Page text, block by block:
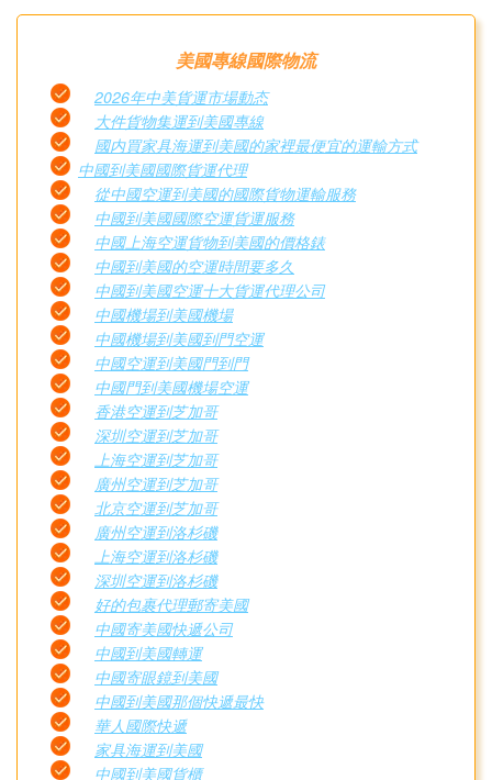
美國專線國際物流
2026年中美貨運市場動态
大件貨物集運到美國專線
國内買家具海運到美國的家裡最便宜的運輸方式
中國到美國國際貨運代理
從中國空運到美國的國際貨物運輸服務
中國到美國國際空運貨運服務
中國上海空運貨物到美國的價格錶
中國到美國的空運時間要多久
中國到美國空運十大貨運代理公司
中國機場到美國機場
中國機場到美國到門空運
中國空運到美國門到門
中國門到美國機場空運
香港空運到芝加哥
深圳空運到芝加哥
上海空運到芝加哥
廣州空運到芝加哥
北京空運到芝加哥
廣州空運到洛杉磯
上海空運到洛杉磯
深圳空運到洛杉磯
好的包裹代理郵寄美國
中國寄美國快遞公司
中國到美國轉運
中國寄眼鏡到美國
中國到美國那個快遞最快
華人國際快遞
家具海運到美國
中國到美國貨櫃